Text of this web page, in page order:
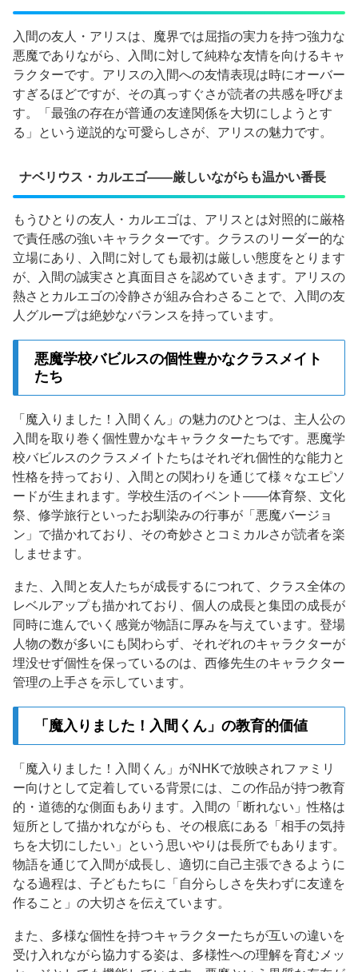
入間の友人・アリスは、魔界では屈指の実力を持つ強力な
悪魔でありながら、入間に対して純粋な友情を向けるキャ
ラクターです。アリスの入間への友情表現は時にオーバー
すぎるほどですが、その真っすぐさが読者の共感を呼びま
す。「最強の存在が普通の友達関係を大切にしようとす
る」という逆説的な可愛らしさが、アリスの魅力です。
ナベリウス・カルエゴ——厳しいながらも温かい番長
もうひとりの友人・カルエゴは、アリスとは対照的に厳格
で責任感の強いキャラクターです。クラスのリーダー的な
立場にあり、入間に対しても最初は厳しい態度をとります
が、入間の誠実さと真面目さを認めていきます。アリスの
熱さとカルエゴの冷静さが組み合わさることで、入間の友
人グループは絶妙なバランスを持っています。
悪魔学校バビルスの個性豊かなクラスメイト
たち
「魔入りました！入間くん」の魅力のひとつは、主人公の
入間を取り巻く個性豊かなキャラクターたちです。悪魔学
校バビルスのクラスメイトたちはそれぞれ個性的な能力と
性格を持っており、入間との関わりを通じて様々なエピソ
ードが生まれます。学校生活のイベント——体育祭、文化
祭、修学旅行といったお馴染みの行事が「悪魔バージョ
ン」で描かれており、その奇妙さとコミカルさが読者を楽
しませます。
また、入間と友人たちが成長するにつれて、クラス全体の
レベルアップも描かれており、個人の成長と集団の成長が
同時に進んでいく感覚が物語に厚みを与えています。登場
人物の数が多いにも関わらず、それぞれのキャラクターが
埋没せず個性を保っているのは、西修先生のキャラクター
管理の上手さを示しています。
「魔入りました！入間くん」の教育的価値
「魔入りました！入間くん」がNHKで放映されファミリ
ー向けとして定着している背景には、この作品が持つ教育
的・道徳的な側面もあります。入間の「断れない」性格は
短所として描かれながらも、その根底にある「相手の気持
ちを大切にしたい」という思いやりは長所でもあります。
物語を通じて入間が成長し、適切に自己主張できるように
なる過程は、子どもたちに「自分らしさを失わずに友達を
作ること」の大切さを伝えています。
また、多様な個性を持つキャラクターたちが互いの違いを
受け入れながら協力する姿は、多様性への理解を育むメッ